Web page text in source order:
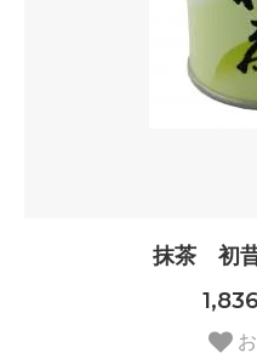
抹茶 初